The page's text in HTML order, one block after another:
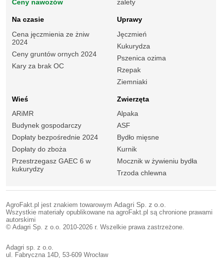
Ceny nawozów
zalety
Na czasie
Cena jęczmienia ze żniw
2024
Ceny gruntów ornych 2024
Kary za brak OC
Uprawy
Jęczmień
Kukurydza
Pszenica ozima
Rzepak
Ziemniaki
Wieś
ARiMR
Budynek gospodarczy
Dopłaty bezpośrednie 2024
Dopłaty do zboża
Przestrzegasz GAEC 6 w
kukurydzy
Zwierzęta
Alpaka
ASF
Bydło mięsne
Kurnik
Mocznik w żywieniu bydła
Trzoda chlewna
AgroFakt.pl jest znakiem towarowym Adagri Sp. z o.o.
Wszystkie materiały opublikowane na agroFakt.pl są chronione prawami
autorskimi
© Adagri Sp. z o.o. 2010-2026 r. Wszelkie prawa zastrzeżone.
Adagri sp. z o.o.
ul. Fabryczna 14D, 53-609 Wrocław